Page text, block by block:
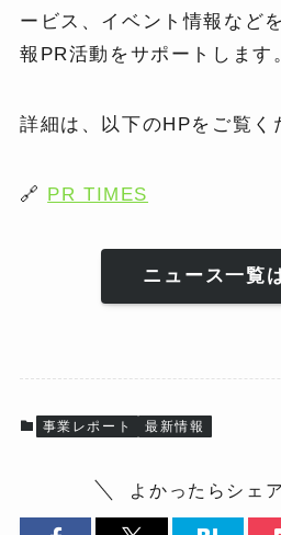
ービス、イベント情報など
報PR活動をサポートします
詳細は、以下のHPをご覧く
🔗 PR TIMES
ニュース一覧
事業レポート 最新情報
よかったらシェ